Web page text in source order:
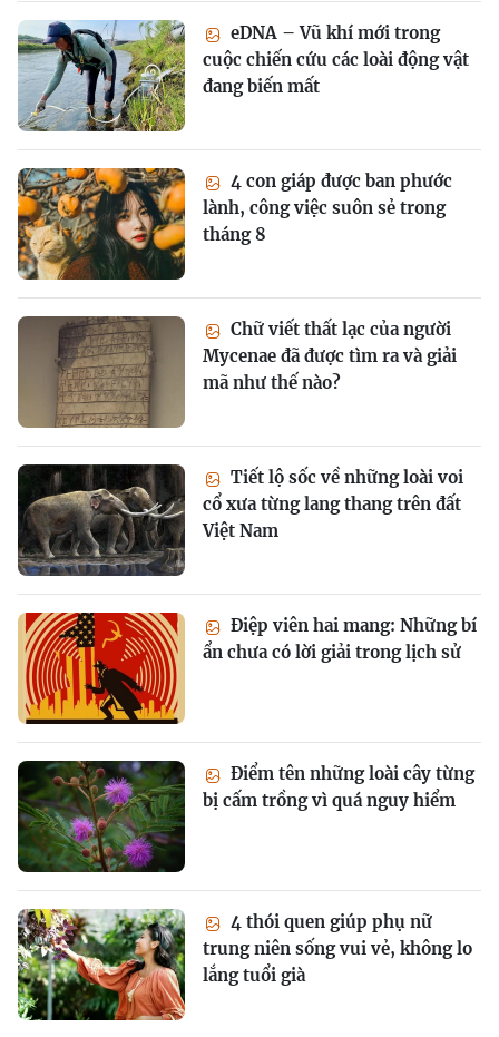
eDNA – Vũ khí mới trong
cuộc chiến cứu các loài động vật
đang biến mất
4 con giáp được ban phước
lành, công việc suôn sẻ trong
tháng 8
Chữ viết thất lạc của người
Mycenae đã được tìm ra và giải
mã như thế nào?
Tiết lộ sốc về những loài voi
cổ xưa từng lang thang trên đất
Việt Nam
Điệp viên hai mang: Những bí
ẩn chưa có lời giải trong lịch sử
Điểm tên những loài cây từng
bị cấm trồng vì quá nguy hiểm
4 thói quen giúp phụ nữ
trung niên sống vui vẻ, không lo
lắng tuổi già